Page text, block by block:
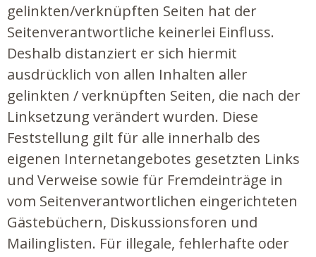
gelinkten/verknüpften Seiten hat der
Seitenverantwortliche keinerlei Einfluss.
Deshalb distanziert er sich hiermit
ausdrücklich von allen Inhalten aller
gelinkten / verknüpften Seiten, die nach der
Linksetzung verändert wurden. Diese
Feststellung gilt für alle innerhalb des
eigenen Internetangebotes gesetzten Links
und Verweise sowie für Fremdeinträge in
vom Seitenverantwortlichen eingerichteten
Gästebüchern, Diskussionsforen und
Mailinglisten. Für illegale, fehlerhafte oder